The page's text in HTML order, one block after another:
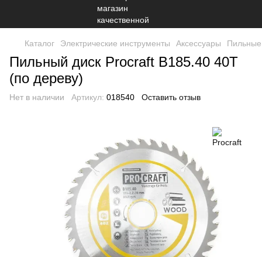
Каталог Электрические инструменты Аксессуары Пильные
Пильный диск Procraft B185.40 40T
(по дереву)
Нет в наличии Артикул: 018540 Оставить отзыв